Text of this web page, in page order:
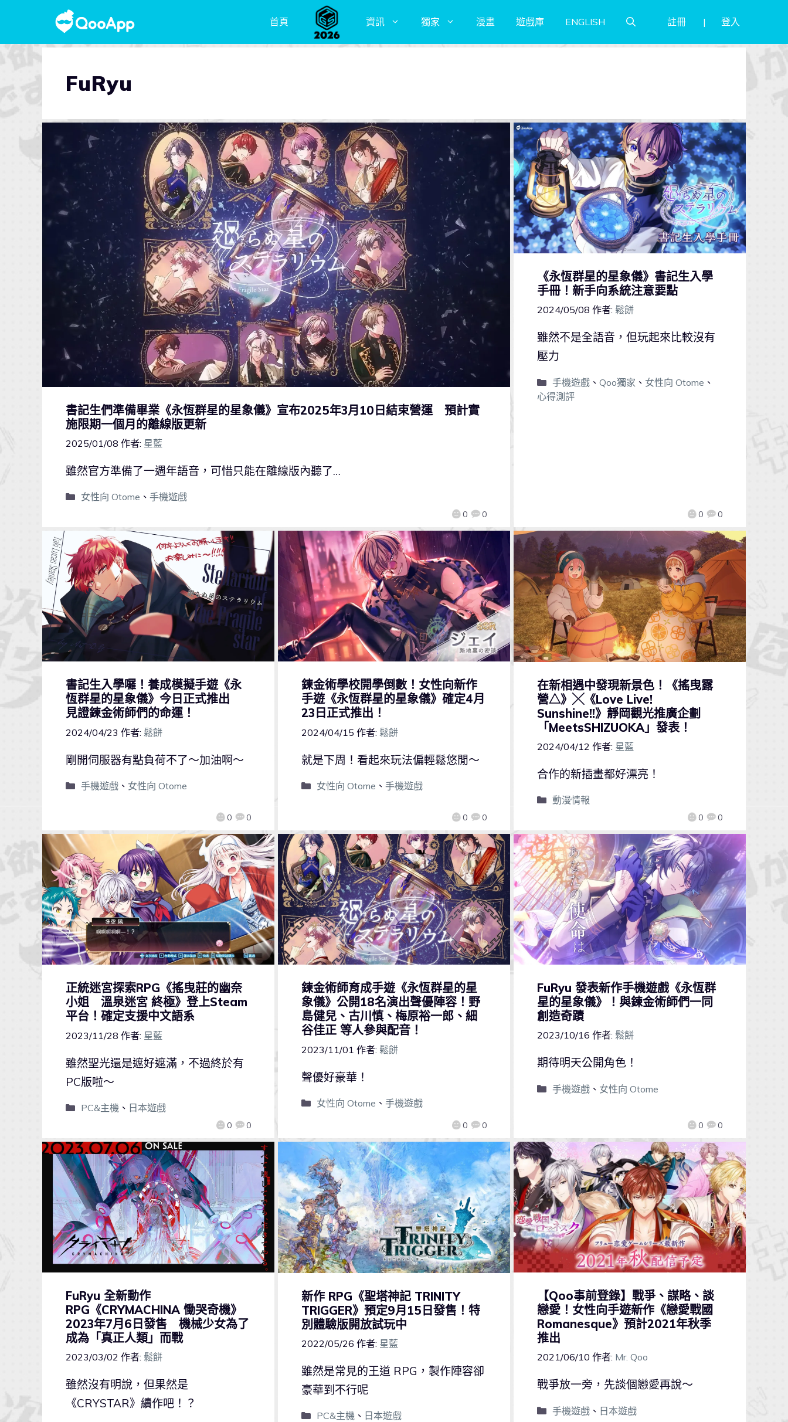
首頁 資訊 獨家 漫畫 遊戲庫 ENGLISH 註冊 登入
FuRyu
書記生們準備畢業《永恆群星的星象儀》宣布2025年3月10日結束營運 預計實
施限期一個月的離線版更新
2025/01/08 作者: 星藍
0 0
雖然官方準備了一週年語音，可惜只能在離線版內聽了…
女性向 Otome 、 手機遊戲
《永恆群星的星象儀》書記生入學
手冊！新手向系統注意要點
2024/05/08 作者: 鬆餅
0 0
雖然不是全語音，但玩起來比較沒有
壓力
手機遊戲、 Qoo獨家 、 女性向 Otome 、
心得測評
書記生入學囉！養成模擬手遊《永
恆群星的星象儀》今日正式推出
見證鍊金術師們的命運！
2024/04/23 作者: 鬆餅
0 0
剛開伺服器有點負荷不了～加油啊～
手機遊戲、 女性向 Otome
鍊金術學校開學倒數！女性向新作
手遊《永恆群星的星象儀》確定4月
23日正式推出！
2024/04/15 作者: 鬆餅
0 0
就是下周！看起來玩法偏輕鬆悠閒～
女性向 Otome 、 手機遊戲
在新相遇中發現新景色！《搖曳露
營△》╳《Love Live!
Sunshine!!》靜岡觀光推廣企劃
「MeetsSHIZUOKA」發表！
2024/04/12 作者: 星藍
0 0
合作的新插畫都好漂亮！
動漫情報
正統迷宮探索RPG《搖曳莊的幽奈
小姐 溫泉迷宮 終極》登上Steam
平台！確定支援中文語系
2023/11/28 作者: 星藍
0 0
雖然聖光還是遮好遮滿，不過終於有
PC版啦～
PC&主機 、 日本遊戲
鍊金術師育成手遊《永恆群星的星
象儀》公開18名演出聲優陣容！野
島健兒、古川慎、梅原裕一郎、細
谷佳正 等人參與配音！
2023/11/01 作者: 鬆餅
0 0
聲優好豪華！
女性向 Otome 、 手機遊戲
FuRyu 發表新作手機遊戲《永恆群
星的星象儀》！與鍊金術師們一同
創造奇蹟
2023/10/16 作者: 鬆餅
0 0
期待明天公開角色！
手機遊戲、 女性向 Otome
FuRyu 全新動作
RPG《CRYMACHINA 慟哭奇機》
2023年7月6日發售 機械少女為了
成為「真正人類」而戰
2023/03/02 作者: 鬆餅
雖然沒有明說，但果然是
《CRYSTAR》續作吧！？
新作 RPG《聖塔神記 TRINITY
TRIGGER》預定9月15日發售！特
別體驗版開放試玩中
2022/05/26 作者: 星藍
雖然是常見的王道 RPG，製作陣容卻
豪華到不行呢
PC&主機 、 日本遊戲
【Qoo事前登錄】戰爭、謀略、談
戀愛！女性向手遊新作《戀愛戰國
Romanesque》預計2021年秋季
推出
2021/06/10 作者: Mr. Qoo
戰爭放一旁，先談個戀愛再說～
手機遊戲、 日本遊戲